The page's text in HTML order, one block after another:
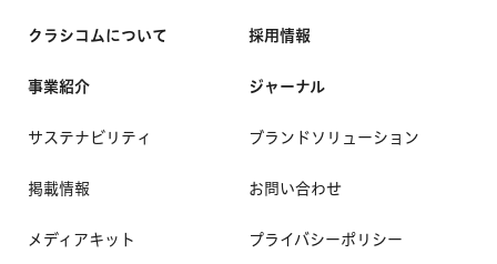
クラシコムについて
事業紹介
採用情報
ジャーナル
サステナビリティ
掲載情報
メディアキット
ブランドソリューション
お問い合わせ
プライバシーポリシー